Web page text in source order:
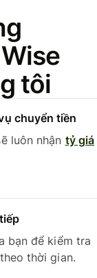
tôi
chuyển tiền
luôn nhận tỷ giá
bạn để kiểm tra
thời gian.